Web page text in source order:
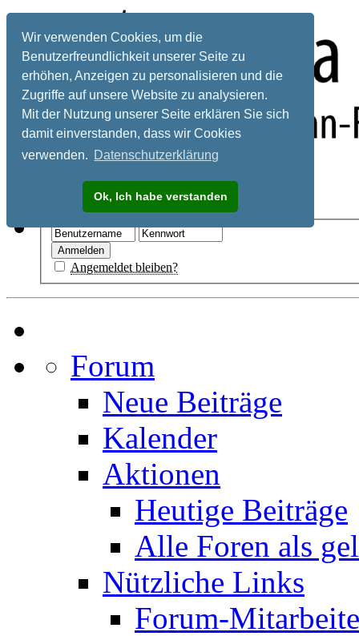
Wir verwenden Cookies, um die
Benutzerfreundlichkeit unserer Seite zu
erhöhen, Anzeigen zu personalisieren und die
Zugriffe auf unsere Website zu analysieren.
Mit der Nutzung unserer Seite erklären Sie sich
damit einverstanden, dass wir Cookies
verwenden. Datenschutzerklärung
Ok, Ich habe verstanden
Registrieren
Angemeldet bleiben?
Forum
Neue Beiträge
Kalender
Aktionen
Heutige Beiträge
Alle Foren als
Nützliche Links
Forum-